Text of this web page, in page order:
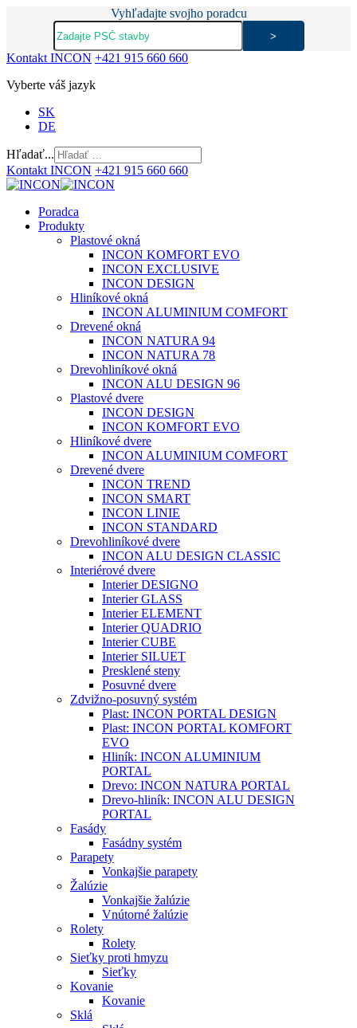
Vyhľadajte svojho poradcu
Kontakt INCON +421 915 660 660
Vyberte váš jazyk
SK
DE
Hľadať...
Kontakt INCON +421 915 660 660
Poradca
Produkty
Plastové okná
INCON KOMFORT EVO
INCON EXCLUSIVE
INCON DESIGN
Hliníkové okná
INCON ALUMINIUM COMFORT
Drevené okná
INCON NATURA 94
INCON NATURA 78
Drevohliníkové okná
INCON ALU DESIGN 96
Plastové dvere
INCON DESIGN
INCON KOMFORT EVO
Hliníkové dvere
INCON ALUMINIUM COMFORT
Drevené dvere
INCON TREND
INCON SMART
INCON LINIE
INCON STANDARD
Drevohliníkové dvere
INCON ALU DESIGN CLASSIC
Interiérové dvere
Interier DESIGNO
Interier GLASS
Interier ELEMENT
Interier QUADRIO
Interier CUBE
Interier SILUET
Presklené steny
Posuvné dvere
Zdvižno-posuvný systém
Plast: INCON PORTAL DESIGN
Plast: INCON PORTAL KOMFORT
EVO
Hliník: INCON ALUMINIUM
PORTAL
Drevo: INCON NATURA PORTAL
Drevo-hliník: INCON ALU DESIGN
PORTAL
Fasády
Fasádny systém
Parapety
Vonkajšie parapety
Žalúzie
Vonkajšie žalúzie
Vnútorné žalúzie
Rolety
Rolety
Sieťky proti hmyzu
Sieťky
Kovanie
Kovanie
Sklá